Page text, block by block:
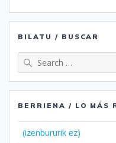
BILATU / BUSCAR
Search
for:
BERRIENA / LO MÁS
(izenbururik ez)